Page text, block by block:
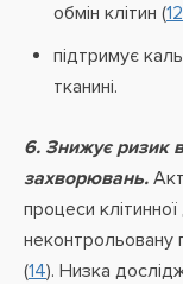
обмін клітин (12
підтримує
тканині.
6. Знижує ризик
захворювань.
процеси
неконтрольовану
(14). Низка